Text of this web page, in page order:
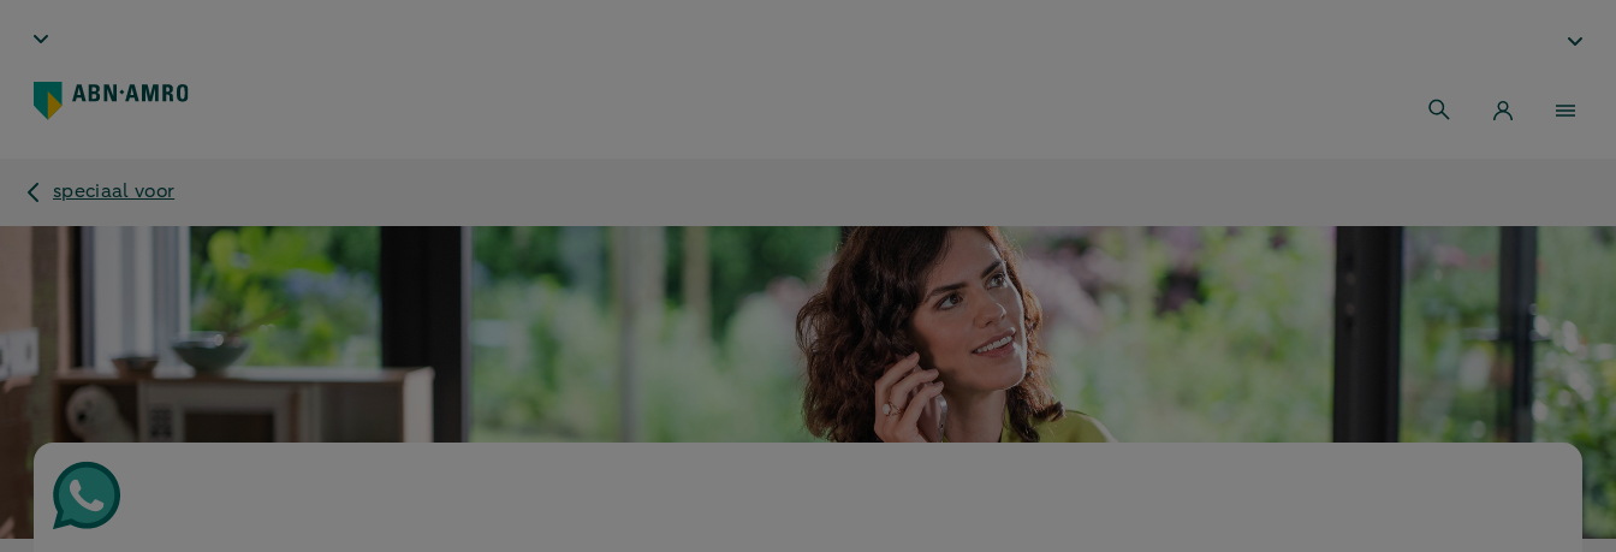
speciaal voor